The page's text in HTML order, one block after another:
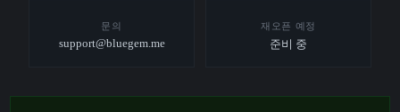
문의
support@bluegem.me
재오픈 예정
준비 중